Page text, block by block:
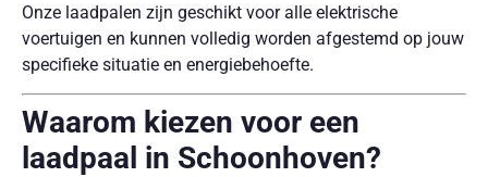
Onze laadpalen zijn geschikt voor alle elektrische
voertuigen en kunnen volledig worden afgestemd op jouw
specifieke situatie en energiebehoefte.
Waarom kiezen voor een
laadpaal in Schoonhoven?